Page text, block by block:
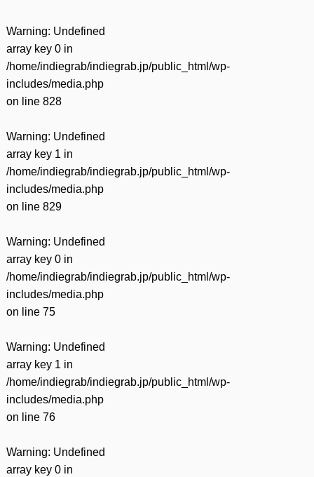
Warning: Undefined
array key 0 in
/home/indiegrab/indiegrab.jp/public_html/wp-
includes/media.php
on line 828
Warning: Undefined
array key 1 in
/home/indiegrab/indiegrab.jp/public_html/wp-
includes/media.php
on line 829
Warning: Undefined
array key 0 in
/home/indiegrab/indiegrab.jp/public_html/wp-
includes/media.php
on line 75
Warning: Undefined
array key 1 in
/home/indiegrab/indiegrab.jp/public_html/wp-
includes/media.php
on line 76
Warning: Undefined
array key 0 in